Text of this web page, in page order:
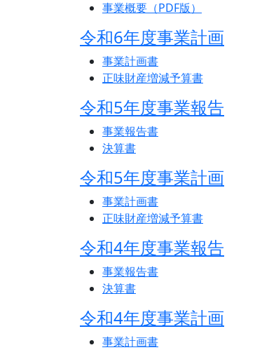
事業概要（PDF版）
令和6年度事業計画
事業計画書
正味財産増減予算書
令和5年度事業報告
事業報告書
決算書
令和5年度事業計画
事業計画書
正味財産増減予算書
令和4年度事業報告
事業報告書
決算書
令和4年度事業計画
事業計画書